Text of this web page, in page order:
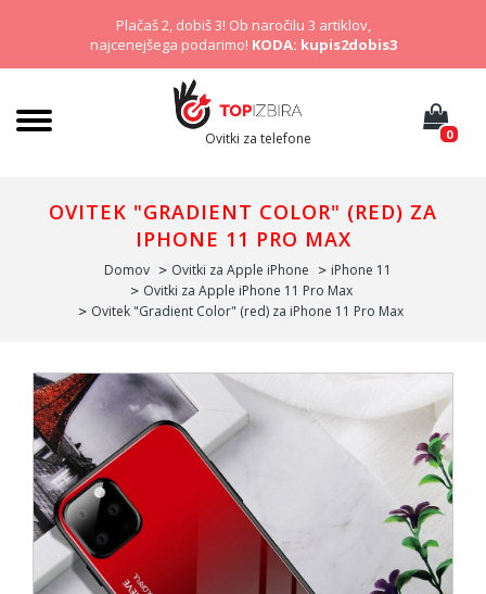
Plačaš 2, dobiš 3! Ob naročilu 3 artiklov,
najcenejšega podarimo! KODA: kupis2dobis3
Ovitki za telefone 0
OVITEK "GRADIENT COLOR" (RED) ZA
IPHONE 11 PRO MAX
Domov Ovitki za Apple iPhone
iPhone 11
Ovitki za Apple iPhone 11 Pro Max
Ovitek "Gradient Color" (red) za iPhone 11 Pro Max